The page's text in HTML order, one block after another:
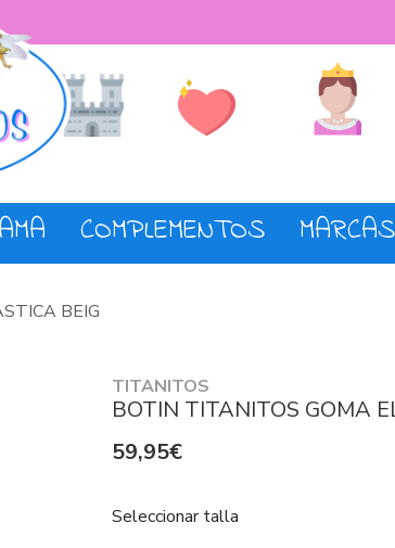
COMPLEMENTOS MARCAS
BEIG
TITANITOS
BOTIN TITANITOS GOMA
59,95€
Seleccionar talla